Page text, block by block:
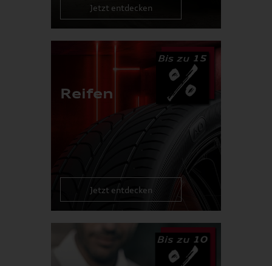
Jetzt entdecken
Reifen
Jetzt entdecken